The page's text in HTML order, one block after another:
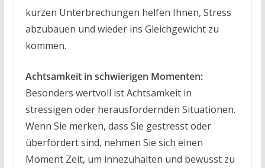
kurzen Unterbrechungen helfen Ihnen, Stress
abzubauen und wieder ins Gleichgewicht zu
kommen.
Achtsamkeit in schwierigen Momenten:
Besonders wertvoll ist Achtsamkeit in
stressigen oder herausfordernden Situationen.
Wenn Sie merken, dass Sie gestresst oder
überfordert sind, nehmen Sie sich einen
Moment Zeit, um innezuhalten und bewusst zu